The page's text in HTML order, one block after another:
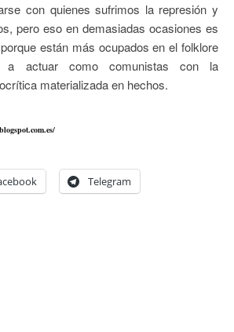
con quienes sufrimos la represión y
pero eso en demasiadas ocasiones es
están más ocupados en el folklore
a actuar como comunistas con la
materializada en hechos.
Telegram